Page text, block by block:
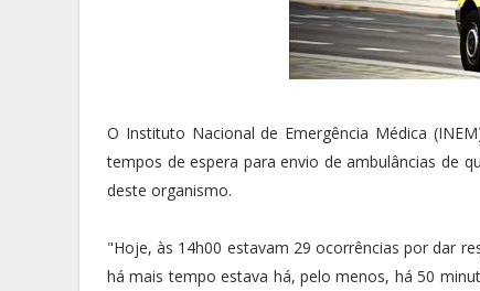
O Instituto Nacional de Emergência Médica
tempos de espera para envio de ambulâncias de
deste organismo.
"Hoje, às 14h00 estavam 29 ocorrências por dar
há mais tempo estava há, pelo menos, há 50